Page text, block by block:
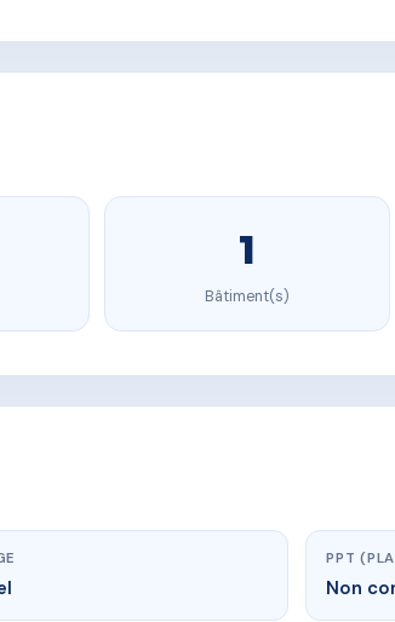
1
Bâtiment(s)
PPT
Non